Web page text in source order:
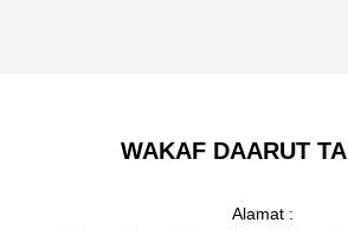
WAKAF DAARUT
Alamat :